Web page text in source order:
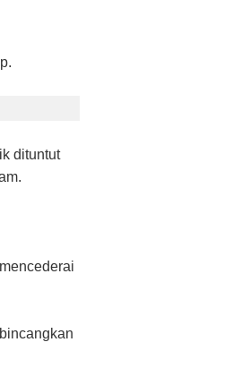
dituntut